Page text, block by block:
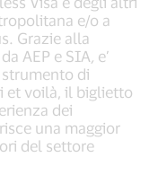
e/o a
Grazie alla
AEP e SIA e’
di
et voilà, il biglietto
dei
una maggior
del settore